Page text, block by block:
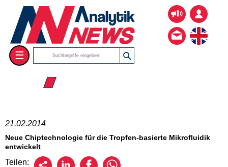
☰
☰ 2014
21.02.2014
Neue Chiptechnologie für die Tropfen-basierte Mikrofluidik
entwickelt
Teilen: